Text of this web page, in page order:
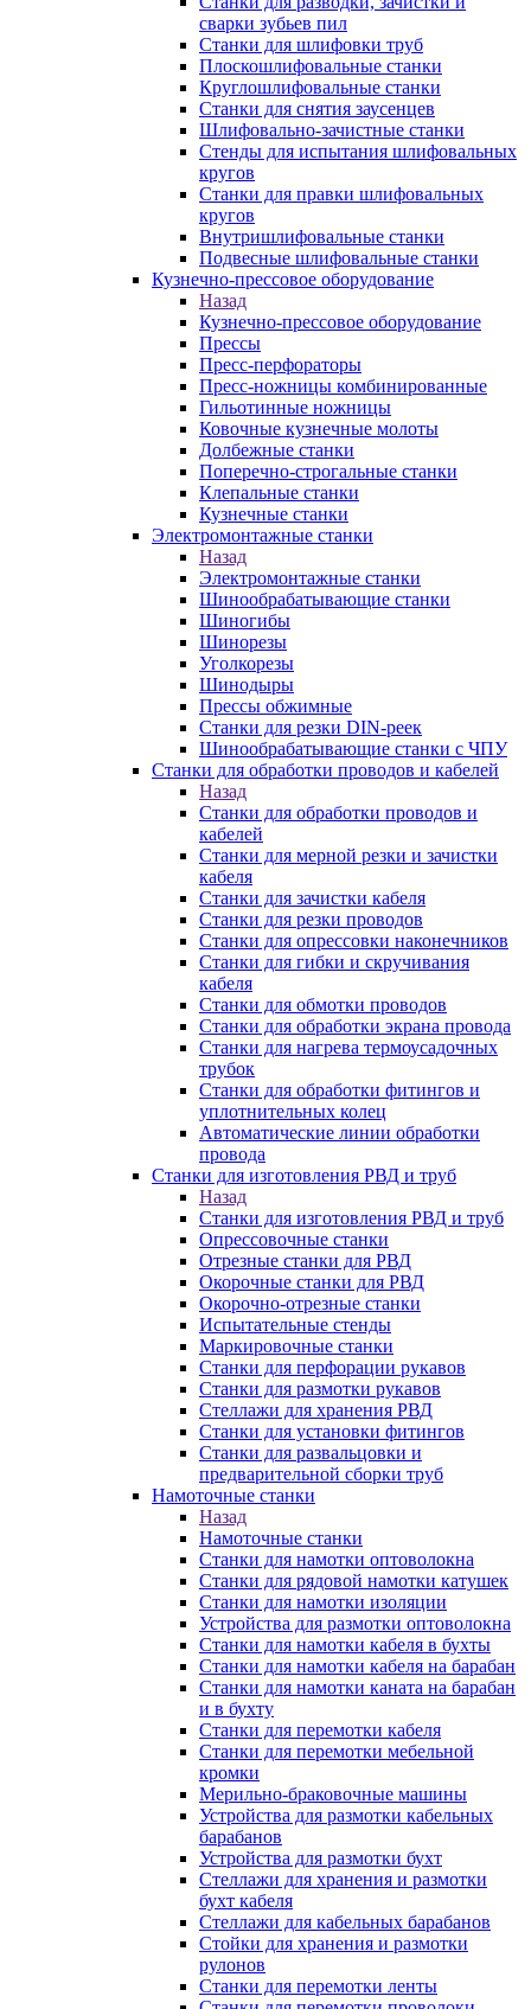
сварки зубьев пил
Станки для шлифовки труб
Плоскошлифовальные станки
Круглошлифовальные станки
Станки для снятия заусенцев
Шлифовально-зачистные станки
Стенды для испытания шлифовальных
кругов
Станки для правки шлифовальных
кругов
Внутришлифовальные станки
Подвесные шлифовальные станки
Кузнечно-прессовое оборудование
Назад
Кузнечно-прессовое оборудование
Прессы
Пресс-перфораторы
Пресс-ножницы комбинированные
Гильотинные ножницы
Ковочные кузнечные молоты
Долбежные станки
Поперечно-строгальные станки
Клепальные станки
Кузнечные станки
Электромонтажные станки
Назад
Электромонтажные станки
Шинообрабатывающие станки
Шиногибы
Шинорезы
Уголкорезы
Шинодыры
Прессы обжимные
Станки для резки DIN-реек
Шинообрабатывающие станки с ЧПУ
Станки для обработки проводов и кабелей
Назад
Станки для обработки проводов и
кабелей
Станки для мерной резки и зачистки
кабеля
Станки для зачистки кабеля
Станки для резки проводов
Станки для опрессовки наконечников
Станки для гибки и скручивания
кабеля
Станки для обмотки проводов
Станки для обработки экрана провода
Станки для нагрева термоусадочных
трубок
Станки для обработки фитингов и
уплотнительных колец
Автоматические линии обработки
провода
Станки для изготовления РВД и труб
Назад
Станки для изготовления РВД и труб
Опрессовочные станки
Отрезные станки для РВД
Окорочные станки для РВД
Окорочно-отрезные станки
Испытательные стенды
Маркировочные станки
Станки для перфорации рукавов
Станки для размотки рукавов
Стеллажи для хранения РВД
Станки для установки фитингов
Станки для развальцовки и
предварительной сборки труб
Намоточные станки
Назад
Намоточные станки
Станки для намотки оптоволокна
Станки для рядовой намотки катушек
Станки для намотки изоляции
Устройства для размотки оптоволокна
Станки для намотки кабеля в бухты
Станки для намотки кабеля на барабан
Станки для намотки каната на барабан
и в бухту
Станки для перемотки кабеля
Станки для перемотки мебельной
кромки
Мерильно-браковочные машины
Устройства для размотки кабельных
барабанов
Устройства для размотки бухт
Стеллажи для хранения и размотки
бухт кабеля
Стеллажи для кабельных барабанов
Стойки для хранения и размотки
рулонов
Станки для перемотки ленты